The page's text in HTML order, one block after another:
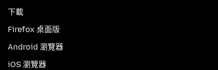
下載
Firefox 桌面版
Android 瀏覽器
iOS 瀏覽器